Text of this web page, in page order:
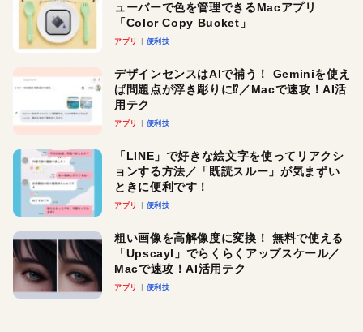
ューバーで色を管理できるMacアプリ
「Color Copy Bucket」
アプリ 便利技
デザインセンスはAIで補う！ Geminiを使え
ば問題点が浮き彫りに⁉︎／Macで速攻！AI活
用テク
アプリ 便利技
「LINE」で好きな絵文字を使ってリアクシ
ョンする方法／「既読スルー」が気まずい
ときに便利です！
アプリ 便利技
粗い画像を高解像度に変換！ 無料で使える
「Upscayl」でらくらくアップスケール／
Macで速攻！AI活用テク
アプリ 便利技